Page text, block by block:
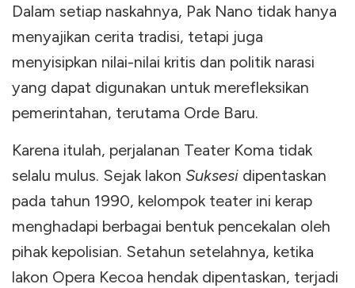
Dalam setiap naskahnya, Pak Nano tidak hanya
menyajikan cerita tradisi, tetapi juga
menyisipkan nilai-nilai kritis dan politik narasi
yang dapat digunakan untuk merefleksikan
pemerintahan, terutama Orde Baru.
Karena itulah, perjalanan Teater Koma tidak
selalu mulus. Sejak lakon Suksesi dipentaskan
pada tahun 1990, kelompok teater ini kerap
menghadapi berbagai bentuk pencekalan oleh
pihak kepolisian. Setahun setelahnya, ketika
lakon Opera Kecoa hendak dipentaskan, terjadi